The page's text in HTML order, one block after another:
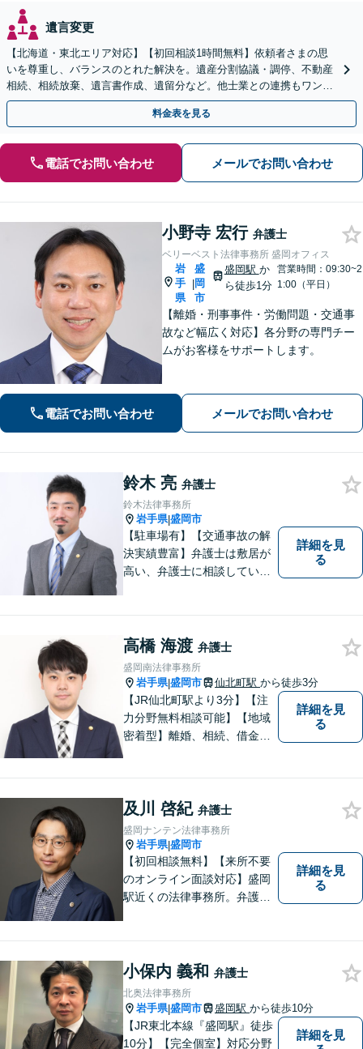
遺言変更
【北海道・東北エリア対応】【初回相談1時間無料】依頼者さまの思
いを尊重し、バランスのとれた解決を。遺産分割協議・調停、不動産
相続、相続放棄、遺言書作成、遺留分など。他士業との連携もワンス
トップで対応します【休日・夜間面談OK】
料金表を見る
電話でお問い合わせ メールでお問い合わせ
小野寺 宏行 弁護士
ベリーベスト法律事務所 盛岡オフィス
岩
手
県
|
盛
岡
市
盛岡駅 か
ら徒歩1分
営業時間：09:30~2
1:00（平日）
【離婚・刑事事件・労働問題・交通事
故など幅広く対応】各分野の専門チー
ムがお客様をサポートします。
電話でお問い合わせ メールでお問い合わせ
鈴木 亮 弁護士
鈴木法律事務所
岩手県|盛岡市
【駐車場有】【交通事故の解
決実績豊富】弁護士は敷居が
高い、弁護士に相談していい
を目指しています。どんなこ
とでもお気軽にご相談くださ
い。
詳細を見
る
高橋 海渡 弁護士
盛岡南法律事務所
岩手県|盛岡市 仙北町駅 から徒歩3分
【JR仙北町駅より3分】【注
力分野無料相談可能】【地域
密着型】離婚、相続、借金、
っています。どんなささいな
ことでも構いません。お気軽
にご相談ください。
詳細を見
る
及川 啓紀 弁護士
盛岡ナンテン法律事務所
岩手県|盛岡市
【初回相談無料】【来所不要
のオンライン面談対応】盛岡
駅近くの法律事務所。弁護士
専門用語は避け、依頼者様が
理解しやすい対応を心がけて
います。【土日祝・時間外対
応可】
詳細を見
る
小保内 義和 弁護士
北奥法律事務所
岩手県|盛岡市 盛岡駅 から徒歩10分
【JR東北本線『盛岡駅』徒歩
10分】【完全個室】対応分野
詳細を見